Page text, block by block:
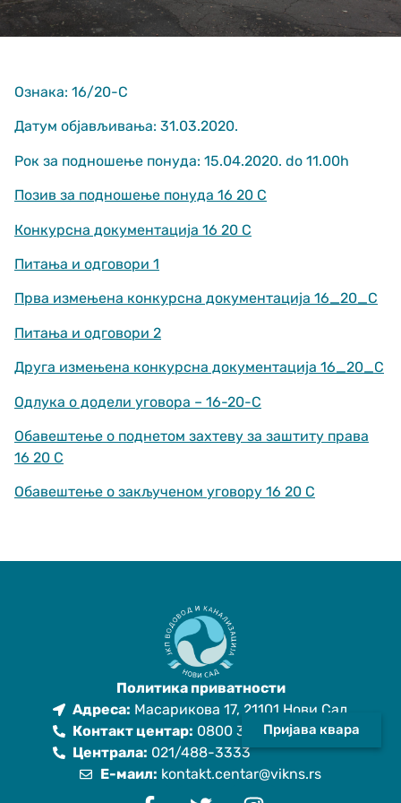
Ознака: 16/20-С
Датум објављивања: 31.03.2020.
Рок за подношење понуда: 15.04.2020. do 11.00h
Позив за подношење понуда 16 20 С
Конкурсна документација 16 20 С
Питања и одговори 1
Прва измењена конкурсна документација 16_20_С
Питања и одговори 2
Друга измењена конкурсна документација 16_20_С
Одлука о додели уговора – 16-20-С
Обавештење о поднетом захтеву за заштиту права
16 20 С
Обавештење о закљученом уговору 16 20 С
Пријава квара
Политика приватности
Адреса: Масарикова 17, 21101 Нови Сад
Контакт центар: 0800 333 021
Централа: 021/488-3333
Е-маил: kontakt.centar@vikns.rs
Неопходно
cookies are
They are
the website
Статистика
In order for us
to improve
the website's
functionality
and structure,
based on how
the website is
In order for
cookies,
some
functionality
disappear